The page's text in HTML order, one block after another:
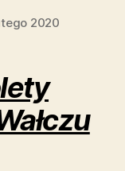
2020